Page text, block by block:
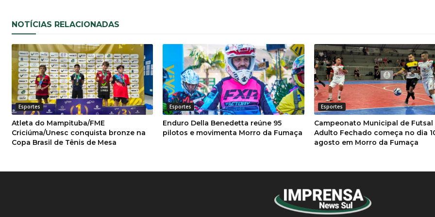
NOTÍCIAS RELACIONADAS
Esportes
Atleta do Mampituba/FME
Criciúma/Unesc conquista bronze na
Copa Brasil de Tênis de Mesa
Esportes
Enduro Della Benedetta reúne 95
pilotos e movimenta Morro da Fumaça
Esportes
Campeonato Municipal de Futsal
Adulto Fechado começa no dia
agosto em Morro da Fumaça